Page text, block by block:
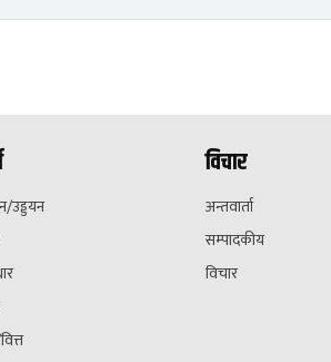
उड्डयन
विचार
अन्तवार्ता
सम्पादकीय
विचार